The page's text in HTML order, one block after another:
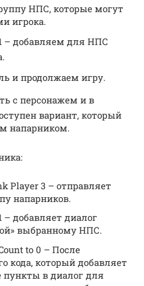
НПС, которые могут
игрока.
– добавляем для НПС
и продолжаем игру.
с персонажем и в
вариант, который
напарником.
Player 3 – отправляет
напарников.
– добавляет диалог
выбранному НПС.
to 0 – После
кода, который добавляет
пункты в диалог для